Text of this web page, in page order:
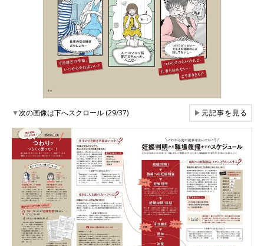
▼次の画像は下へスクロール (29/37) ▶元記事を見る